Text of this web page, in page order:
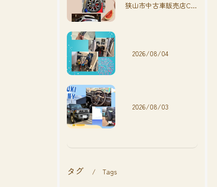
狭山市中古車販売店CarShop FACT.🚗
2026/08/04
2026/08/03
タグ Tags